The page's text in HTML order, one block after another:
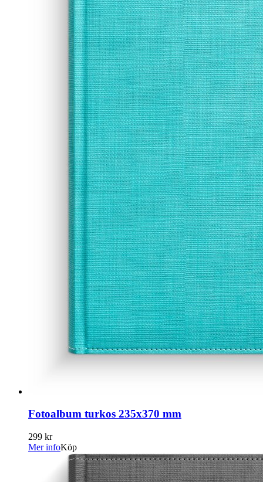
Fotoalbum turkos 235x370 mm
299 kr
Mer infoKöp